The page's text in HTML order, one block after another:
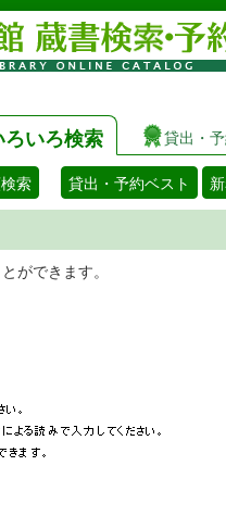
ろいろ検索 貸出・
索 貸出・予約ベスト
検索することがで